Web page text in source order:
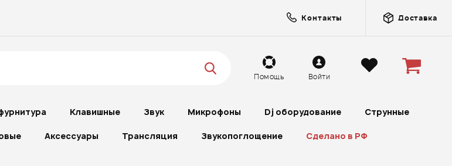
Контакты Доставка
Помощь Войти
Клавишные Звук Микрофоны Dj оборудование Струнные
Аксессуары Трансляция Звукопоглощение Сделано в РФ